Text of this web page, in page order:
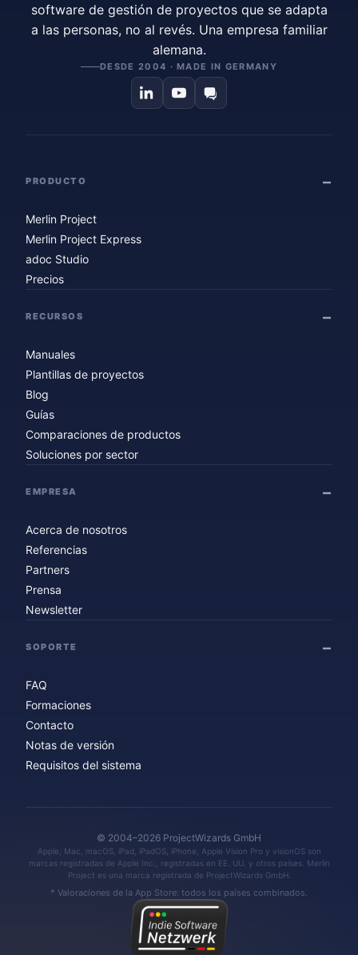
software de gestión de proyectos que se adapta
a las personas, no al revés. Una empresa familiar
alemana.
DESDE 2004 · MADE IN GERMANY
PRODUCTO
Merlin Project
Merlin Project Express
adoc Studio
Precios
RECURSOS
Manuales
Plantillas de proyectos
Blog
Guías
Comparaciones de productos
Soluciones por sector
EMPRESA
Acerca de nosotros
Referencias
Partners
Prensa
Newsletter
SOPORTE
FAQ
Formaciones
Contacto
Notas de versión
Requisitos del sistema
© 2004–2026 ProjectWizards GmbH
Apple, Mac, macOS, iPad, iPadOS, iPhone, Apple Vision Pro y visionOS son
marcas registradas de Apple Inc., registradas en EE. UU. y otros países. Merlin
Project es una marca registrada de ProjectWizards GmbH.
* Valoraciones de la App Store: todos los países combinados.